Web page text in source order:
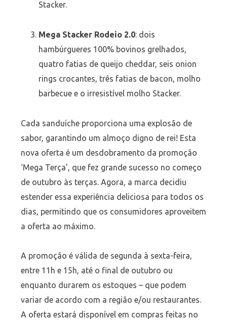
Stacker.
Mega Stacker Rodeio 2.0: dois
hambúrgueres 100% bovinos grelhados,
quatro fatias de queijo cheddar, seis onion
rings crocantes, três fatias de bacon, molho
barbecue e o irresistível molho Stacker.
Cada sanduíche proporciona uma explosão de
sabor, garantindo um almoço digno de rei! Esta
nova oferta é um desdobramento da promoção
‘Mega Terça’, que fez grande sucesso no começo
de outubro às terças. Agora, a marca decidiu
estender essa experiência deliciosa para todos os
dias, permitindo que os consumidores aproveitem
a oferta ao máximo.
A promoção é válida de segunda à sexta-feira,
entre 11h e 15h, até o final de outubro ou
enquanto durarem os estoques – que podem
variar de acordo com a região e/ou restaurantes.
A oferta estará disponível em compras feitas no